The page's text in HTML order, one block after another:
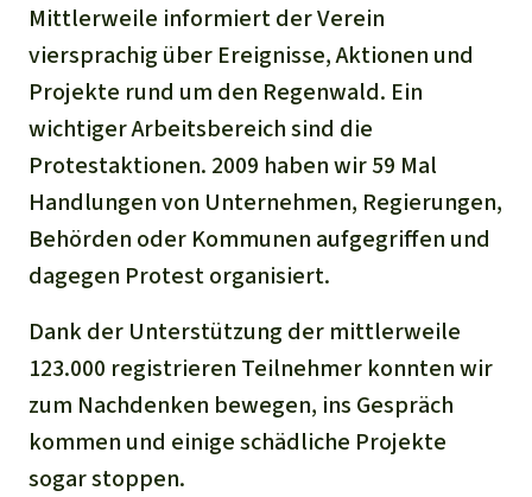
Staudämme
Straßen
Zement und Beton
Mittlerweile informiert der Verein
viersprachig über Ereignisse, Aktionen und
Projekte rund um den Regenwald. Ein
wichtiger Arbeitsbereich sind die
Protestaktionen. 2009 haben wir 59 Mal
Handlungen von Unternehmen, Regierungen,
Behörden oder Kommunen aufgegriffen und
dagegen Protest organisiert.
Dank der Unterstützung der mittlerweile
123.000 registrieren Teilnehmer konnten wir
zum Nachdenken bewegen, ins Gespräch
kommen und einige schädliche Projekte
sogar stoppen.